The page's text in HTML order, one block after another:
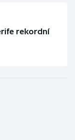
rekordní